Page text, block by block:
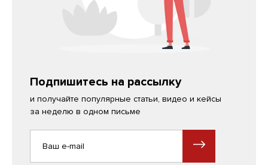
Подпишитесь на рассылку
и получайте популярные статьи, видео и кейсы
за неделю в одном письме